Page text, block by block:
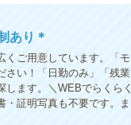
あり＊
くご用意しています。「モ
さい！「日勤のみ」「残業
ます。＼WEBでらくらく
証明写真も不要です。ま